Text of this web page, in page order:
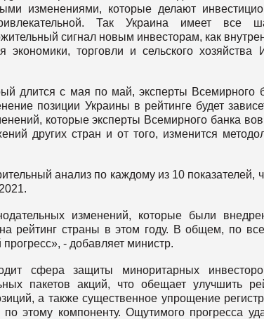
изменениями, которые делают
Так Украина имеет все
сигнал новым инвесторам, как
торговли и сельского хозяйства
длится с мая по май, эксперты Всемирного
позиции Украины в рейтинге будет
которые эксперты Всемирного банка
других стран и от того, изменится
анализ по каждому из 10 показателей,
изменений, которые были
рейтинг страны в этом году. В общем, по
- добавляет министр.
сфера защиты миноритарных
пакетов акций, что обещает улучшить
а также существенное упрощение
этому компоненту. Ощутимого прогресса